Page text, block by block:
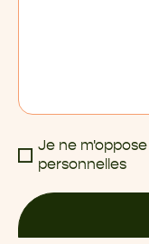
Je ne
personnelles